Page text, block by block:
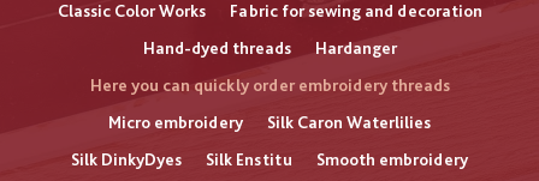
Classic Color Works
Fabric for sewing and decoration
Hand-dyed threads
Hardanger
Here you can quickly order embroidery threads
Micro embroidery
Silk Caron Waterlilies
Silk DinkyDyes
Silk Enstitu
Smooth embroidery